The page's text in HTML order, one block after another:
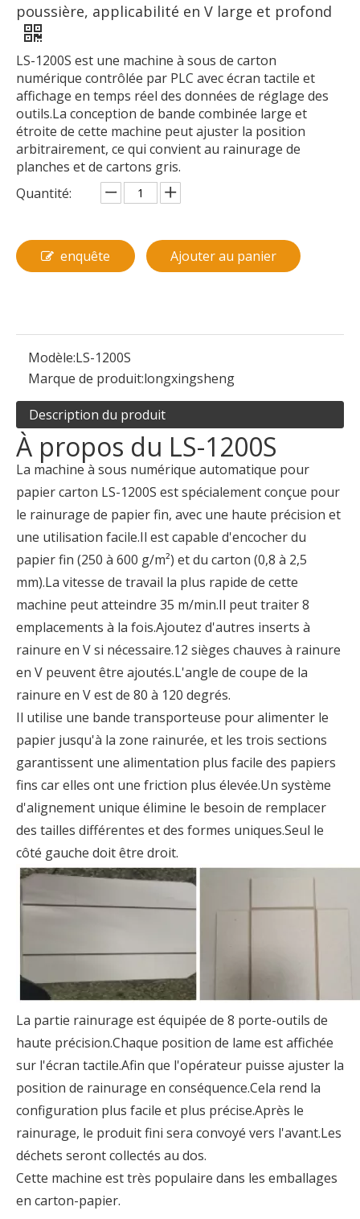
poussière, applicabilité en V large et profond
LS-1200S est une machine à sous de carton
numérique contrôlée par PLC avec écran tactile et
affichage en temps réel des données de réglage des
outils.La conception de bande combinée large et
étroite de cette machine peut ajuster la position
arbitrairement, ce qui convient au rainurage de
planches et de cartons gris.
Quantité:
enquête Ajouter au panier
Modèle:LS-1200S
Marque de produit:longxingsheng
Description du produit
À propos du LS-1200S
La machine à sous numérique automatique pour
papier carton LS-1200S est spécialement conçue pour
le rainurage de papier fin, avec une haute précision et
une utilisation facile.Il est capable d'encocher du
papier fin (250 à 600 g/m²) et du carton (0,8 à 2,5
mm).La vitesse de travail la plus rapide de cette
machine peut atteindre 35 m/min.Il peut traiter 8
emplacements à la fois.Ajoutez d'autres inserts à
rainure en V si nécessaire.12 sièges chauves à rainure
en V peuvent être ajoutés.L'angle de coupe de la
rainure en V est de 80 à 120 degrés.
Il utilise une bande transporteuse pour alimenter le
papier jusqu'à la zone rainurée, et les trois sections
garantissent une alimentation plus facile des papiers
fins car elles ont une friction plus élevée.Un système
d'alignement unique élimine le besoin de remplacer
des tailles différentes et des formes uniques.Seul le
côté gauche doit être droit.
La partie rainurage est équipée de 8 porte-outils de
haute précision.Chaque position de lame est affichée
sur l'écran tactile.Afin que l'opérateur puisse ajuster la
position de rainurage en conséquence.Cela rend la
configuration plus facile et plus précise.Après le
rainurage, le produit fini sera convoyé vers l'avant.Les
déchets seront collectés au dos.
Cette machine est très populaire dans les emballages
en carton-papier.